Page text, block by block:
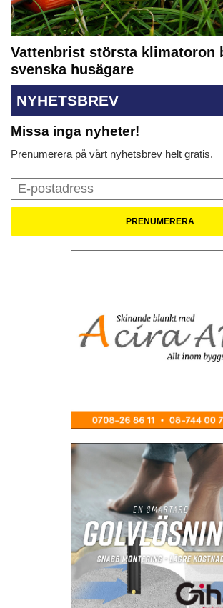
Vattenbrist största klimatoron
svenska husägare
NYHETSBREV
Missa inga nyheter!
Prenumerera på vårt nyhetsbrev helt gratis.